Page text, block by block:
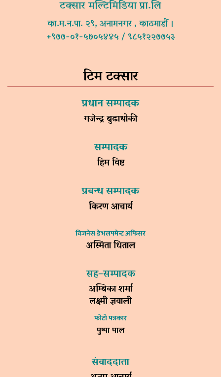
टक्सार मल्टिमिडिया प्रा.लि
का.म.न.पा. २९, अनामनगर , काठमाडौं ।
+९७७-०१-५७०५४४५ / ९८५१२२७७५३
टिम टक्सार
प्रधान सम्पादक
गजेन्द्र बुढाथोकी
सम्पादक
हिम विष्ट
प्रबन्ध सम्पादक
किरण आचार्य
विजनेस डेभलपमेन्ट अफिसर
अस्मिता धिताल
सह–सम्पादक
अम्बिका शर्मा
लक्ष्मी ज्ञवाली
फोटो पत्रकार
पुष्पा पाल
संवाददाता